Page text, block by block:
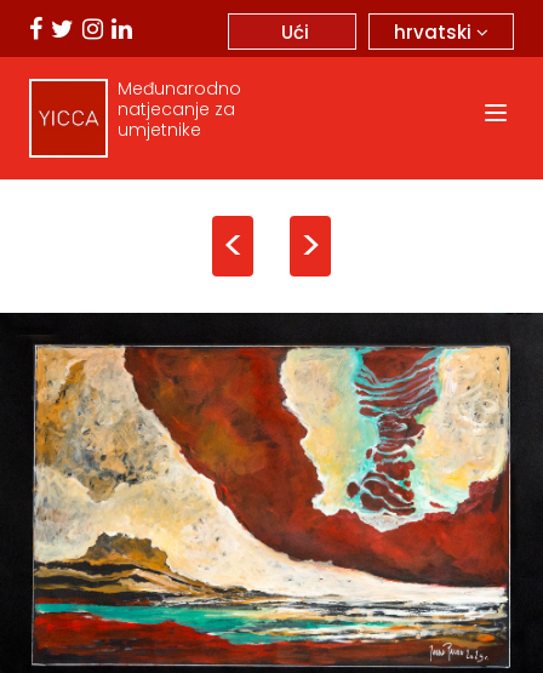
hrvatski
Ući
Međunarodno
natjecanje za
umjetnike
< >